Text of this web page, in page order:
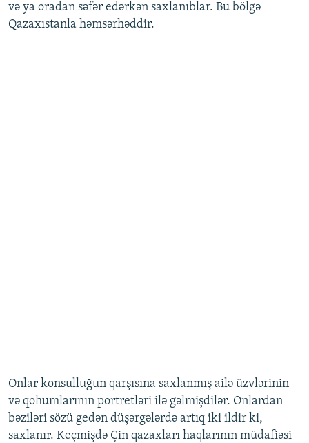
və ya oradan səfər edərkən saxlanıblar. Bu bölgə
Qazaxıstanla həmsərhəddir.
Onlar konsulluğun qarşısına saxlanmış ailə üzvlərinin
və qohumlarının portretləri ilə gəlmişdilər. Onlardan
bəziləri sözü gedən düşərgələrdə artıq iki ildir ki,
saxlanır. Keçmişdə Çin qazaxları haqlarının müdafiəsi